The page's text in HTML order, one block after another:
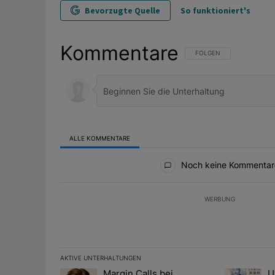
Bevorzugte Quelle So funktioniert's
Kommentare FOLGE DIESER
FOLGEN
ALLE KOMMENTARE
Noch keine
WERBUNG
AKTIVE UNTERHALTUNGEN
Das Folgende ist eine Liste der am meisten